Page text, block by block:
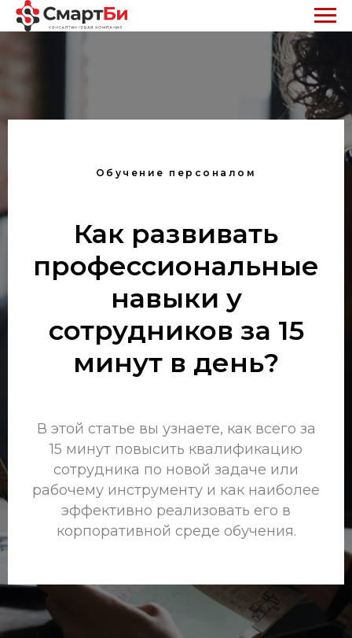
Обучение персоналом
Как развивать
профессиональные
навыки у
сотрудников за 15
минут в день?
В этой статье вы узнаете, как всего за
15 минут повысить квалификацию
сотрудника по новой задаче или
рабочему инструменту и как наиболее
эффективно реализовать его в
корпоративной среде обучения.